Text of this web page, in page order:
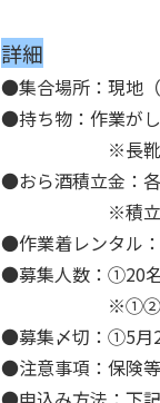
詳細
●集合場所：現地（
●持ち物：作業が
※長靴と作業
●おら酒積立金：各
※積立金は当
●作業着レンタル：
●募集人数：①20
※①②とも
●募集〆切：①5月
●注意事項：保険